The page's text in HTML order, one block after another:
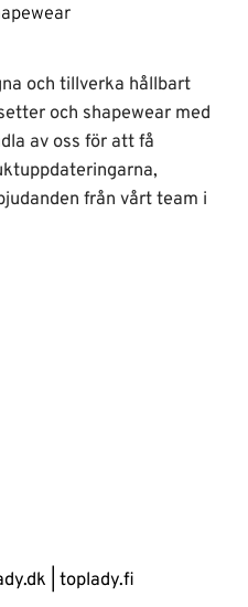
och tillverka hållbart
och shapewear med
av oss för att få
från vårt team i
toplady.fi